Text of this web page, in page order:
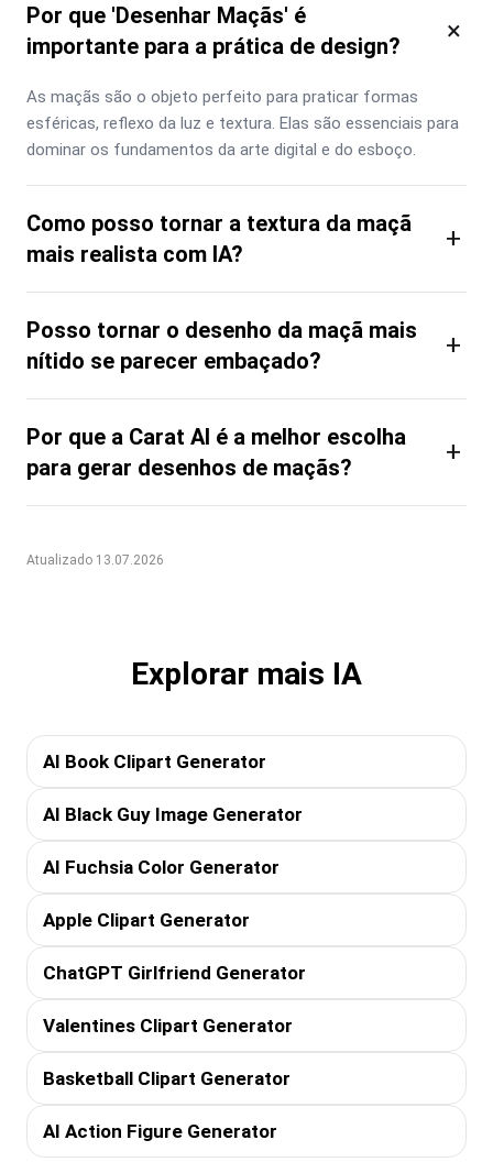
Por que 'Desenhar Maçãs' é
importante para a prática de design?
×
As maçãs são o objeto perfeito para praticar formas
esféricas, reflexo da luz e textura. Elas são essenciais para
dominar os fundamentos da arte digital e do esboço.
Como posso tornar a textura da maçã
mais realista com IA?
+
Posso tornar o desenho da maçã mais
nítido se parecer embaçado?
+
Por que a Carat AI é a melhor escolha
para gerar desenhos de maçãs?
+
Atualizado 13.07.2026
Explorar mais IA
AI Book Clipart Generator
AI Black Guy Image Generator
AI Fuchsia Color Generator
Apple Clipart Generator
ChatGPT Girlfriend Generator
Valentines Clipart Generator
Basketball Clipart Generator
AI Action Figure Generator